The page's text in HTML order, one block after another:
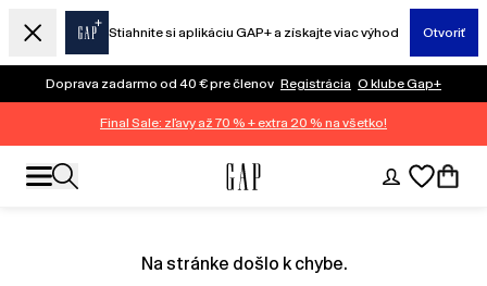
Stiahnite si aplikáciu GAP+ a získajte viac výhod Otvoriť
Doprava zadarmo od 40 € pre členov Registrácia O klube Gap+
Final Sale: zľavy až 70 % + extra 20 % na všetko!
Na stránke došlo k chybe.